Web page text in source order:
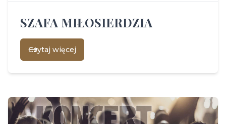
SZAFA MIŁOSIERDZIA
Czytaj więcej